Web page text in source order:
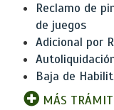
Reclamo de
de juegos
Adicional por
Baja de
MÁS